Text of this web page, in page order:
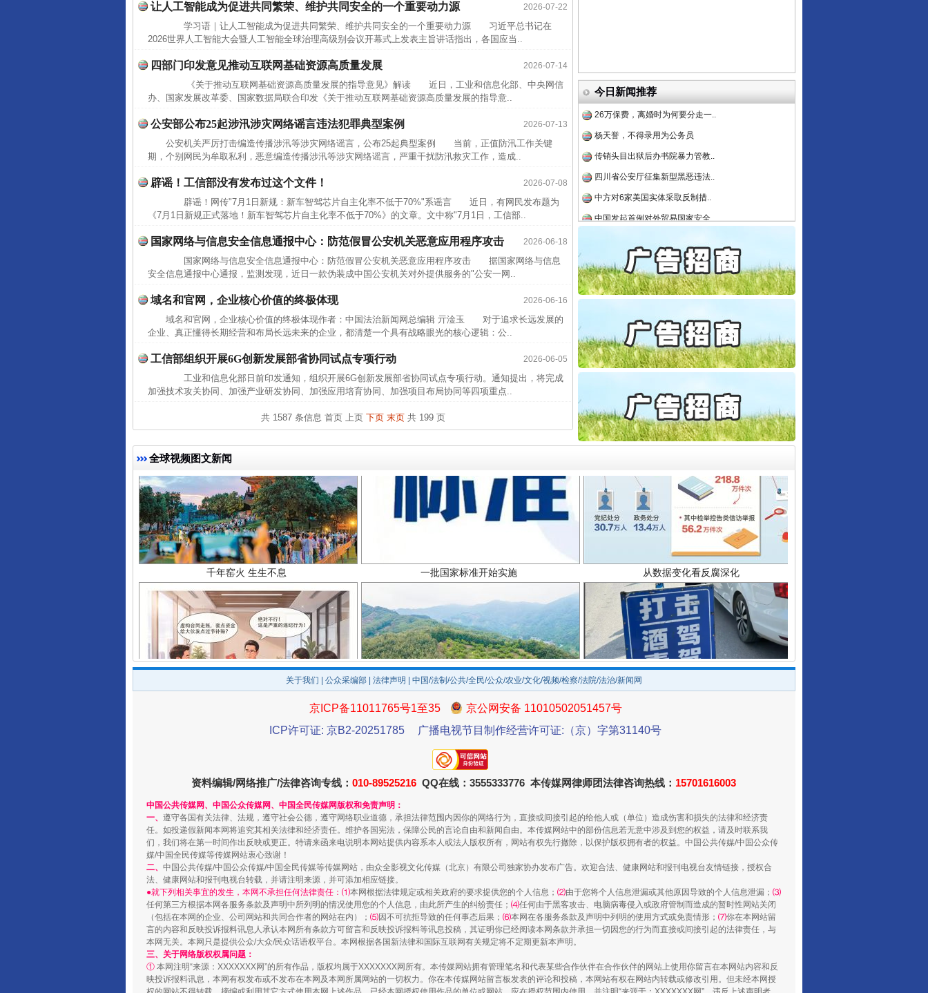
2026-07-22
让人工智能成为促进共同繁荣、维护共同安全的一个重要动力源
学习语｜让人工智能成为促进共同繁荣、维护共同安全的一个重要动力源 习近平总书记在
2026世界人工智能大会暨人工智能全球治理高级别会议开幕式上发表主旨讲话指出，各国应当..
2026-07-14
四部门印发意见推动互联网基础资源高质量发展
《关于推动互联网基础资源高质量发展的指导意见》解读 近日，工业和信息化部、中央网信
办、国家发展改革委、国家数据局联合印发《关于推动互联网基础资源高质量发展的指导意..
2026-07-13
公安部公布25起涉汛涉灾网络谣言违法犯罪典型案例
公安机关严厉打击编造传播涉汛等涉灾网络谣言，公布25起典型案例 当前，正值防汛工作关键
期，个别网民为牟取私利，恶意编造传播涉汛等涉灾网络谣言，严重干扰防汛救灾工作，造成..
2026-07-08
辟谣！工信部没有发布过这个文件！
辟谣！网传"7月1日新规：新车智驾芯片自主化率不低于70%"系谣言 近日，有网民发布题为
《7月1日新规正式落地！新车智驾芯片自主化率不低于70%》的文章。文中称"7月1日，工信部..
2026-06-18
国家网络与信息安全信息通报中心：防范假冒公安机关恶意应用程序攻击
国家网络与信息安全信息通报中心：防范假冒公安机关恶意应用程序攻击 据国家网络与信息
安全信息通报中心通报，监测发现，近日一款伪装成中国公安机关对外提供服务的"公安一网..
2026-06-16
域名和官网，企业核心价值的终极体现
域名和官网，企业核心价值的终极体现作者：中国法治新闻网总编辑 亓淦玉 对于追求长远发展的
企业、真正懂得长期经营和布局长远未来的企业，都清楚一个具有战略眼光的核心逻辑：公..
2026-06-05
工信部组织开展6G创新发展部省协同试点专项行动
工业和信息化部日前印发通知，组织开展6G创新发展部省协同试点专项行动。通知提出，将完成
加强技术攻关协同、加强产业研发协同、加强应用培育协同、加强项目布局协同等四项重点..
共 1587 条信息 首页 上页 下页 末页共 199 页
今日新闻推荐
一纸欠条伤亲情 巡回调解促和..
26万保费，离婚时为何要分走一..
杨天誉，不得录用为公务员
传销头目出狱后办书院暴力管教..
四川省公安厅征集新型黑恶违法..
中方对6家美国实体采取反制措..
中国发起首例对外贸易国家安全..
官方通报西安赛格商场坠亡事件
最高检抗诉的疑难复杂刑事案件
事故致5死1伤，四川省安委会挂..
四川10家县级农商行获批解散
半生相守，一别两宽：这场老年..
一纸欠条伤亲情 巡回调解促和..
26万保费，离婚时为何要分走一..
传销头目出狱后办书院暴力管教..
四川省公安厅征集新型黑恶违法..
中方对6家美国实体采取反制措..
官方通报西安赛格商场坠亡事件
从“无产可执”到“全额执行”
最高检抗诉的疑难复杂刑事案件
事故致5死1伤，四川省安委会挂..
四川10家县级农商行获批解散
全球视频图文新闻
完善运行机制助力责任有效落实 一纸欠条伤亲情 巡回调解促和解..
东山县通报“牛蛙产品抗生素超标问题” 法徽映军营 权益有保障 让核能赋能千行百业
千年窑火 生生不息 一批国家标准开始实施 从数据变化看反腐深化
受贿1.44亿！段成刚被判无期
关于我们 公众采编部 法律声明 | 中国/法制/公共/全民/公众/农业/文化/视频/检察/法院/法治/新闻网
京ICP备11011765号1至35
京公网安备 11010502051457号
ICP许可证: 京B2-20251785
广播电视节目制作经营许可证:（京）字第31140号
资料编辑/网络推广/法律咨询专线： 010-89525216 QQ在线：3555333776 本传媒网律师团法律咨询热线： 15701616003
中国公共传媒网、中国公众传媒网、中国全民传媒网版权和免责声明：
一、 遵守各国有关法律、法规，遵守社会公德，遵守网络职业道德，承担法律范围内因你的网络行为，直接或间接引起的给他人或（单位）造成伤害和损失的法律和经济责
任。如投递假新闻本网将追究其相关法律和经济责任。维护各国宪法，保障公民的言论自由和新闻自由。本传媒网站中的部份信息若无意中涉及到您的权益，请及时联系我
们，我们将在第一时间作出反映或更正。特请来函来电说明本网站提供内容系本人或法人版权所有，网站有权先行撤除，以保护版权拥有者的权益。中国公共传媒/中国公众传
媒/中国全民传媒等传媒网站衷心致谢！
二、 中国公共传媒/中国公众传媒/中国全民传媒等传媒网站，由众全影视文化传媒（北京）有限公司独家协办发布广告。欢迎合法、健康网站和报刊电视台友情链接，授权合
法、健康网站和报刊电视台转载，并请注明来源，并可添加相应链接。
●就下列相关事宜的发生，本网不承担任何法律责任：⑴本网根据法律规定或相关政府的要求提供您的个人信息； ⑵由于您将个人信息泄漏或其他原因导致的个人信息泄漏； ⑶
任何第三方根据本网各服务条款及声明中所列明的情况使用您的个人信息，由此所产生的纠纷责任； ⑷任何由于黑客攻击、电脑病毒侵入或政府管制而造成的暂时性网站关闭
（包括在本网的企业、公司网站和共同合作者的网站在内）； ⑸因不可抗拒导致的任何事态后果； ⑹本网在各服务条款及声明中列明的使用方式或免责情形； ⑺你在本网站留
言的内容和反映投诉报料讯息人承认本网所有条款方可留言和反映投诉报料等讯息投稿，其证明你已经阅读本网条款并承担一切因您的行为而直接或间接引起的法律责任，与
本网无关。本网只是提供公众/大众/民众话语权平台。本网根据各国新法律和国际互联网有关规定将不定期更新本声明。
三、关于网络版权权属问题：
① 本网注明“来源：XXXXXXX网”的所有作品，版权均属于XXXXXXX网所有。本传媒网站拥有管理笔名和代表某些合作伙伴在合作伙伴的网站上使用你留言在本网站内容和反
映投诉报料讯息，本网有权发布或不发布在本网及本网所属网站的一切权力。你在本传媒网站留言板发表的评论和投稿，本网站有权在网站内转载或修改引用。但未经本网授